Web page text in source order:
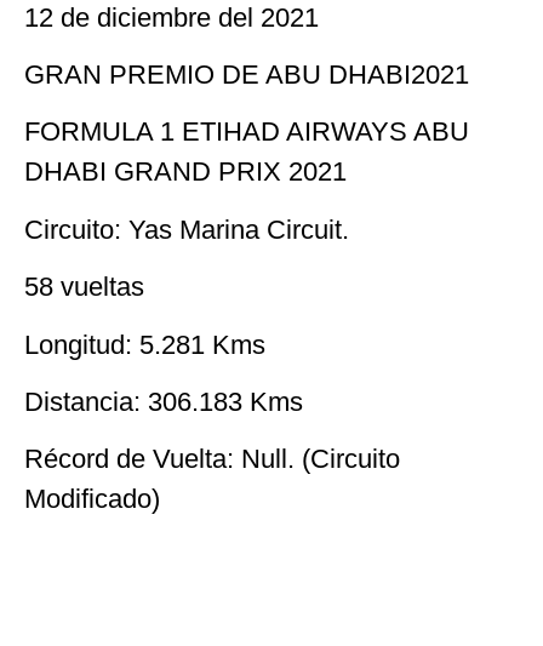
12 de diciembre del 2021
GRAN PREMIO DE ABU DHABI2021
FORMULA 1 ETIHAD AIRWAYS ABU
DHABI GRAND PRIX 2021
Circuito: Yas Marina Circuit.
58 vueltas
Longitud: 5.281 Kms
Distancia: 306.183 Kms
Récord de Vuelta: Null. (Circuito
Modificado)